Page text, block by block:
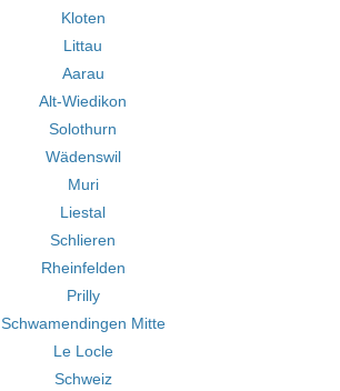
Kloten
Littau
Aarau
Alt-Wiedikon
Solothurn
Wädenswil
Muri
Liestal
Schlieren
Rheinfelden
Prilly
Schwamendingen Mitte
Le Locle
Schweiz